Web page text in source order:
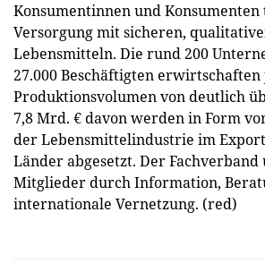
Konsumentinnen und
Versorgung mit sicheren,
Lebensmitteln. Die rund 200
27.000 Beschäftigten
Produktionsvolumen von deutlich
7,8 Mrd. € davon werden in Form
der Lebensmittelindustrie im
Länder abgesetzt. Der
Mitglieder durch Information,
internationale Vernetzung. (red)